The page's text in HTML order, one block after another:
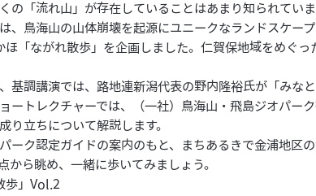
の「流れ山」が存在していることはあまり知られていま
、鳥海山の山体崩壊を起源にユニークなランドスケー
「ながれ散歩」を企画しました。仁賀保地域をめぐっ
基調講演では、路地連新潟代表の野内隆裕氏が「みな
ートレクチャーでは、（一社）鳥海山・飛島ジオパー
り立ちについて解説します。
ーク認定ガイドの案内のもと、まちあるきで金浦地区
から眺め、一緒に歩いてみましょう。
歩」Vol.2